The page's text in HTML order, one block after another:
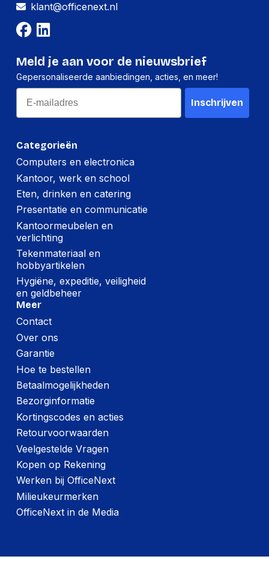
Categorieën
Computers en electronica
Kantoor, werk en school
Eten, drinken en catering
Presentatie en communicatie
Kantoormeubelen en
verlichting
Tekenmateriaal en
hobbyartikelen
Hygiëne, expeditie, veiligheid
en geldbeheer
Meer
Contact
Over ons
Garantie
Hoe te bestellen
Betaalmogelijkheden
Bezorginformatie
Kortingscodes en acties
Retourvoorwaarden
Veelgestelde Vragen
Kopen op Rekening
Werken bij OfficeNext
Milieukeurmerken
OfficeNext in de Media
klant@officenext.nl
Meld je aan voor de nieuwsbrief
Gepersonaliseerde aanbiedingen, acties, en meer!
Email
Inschrijven